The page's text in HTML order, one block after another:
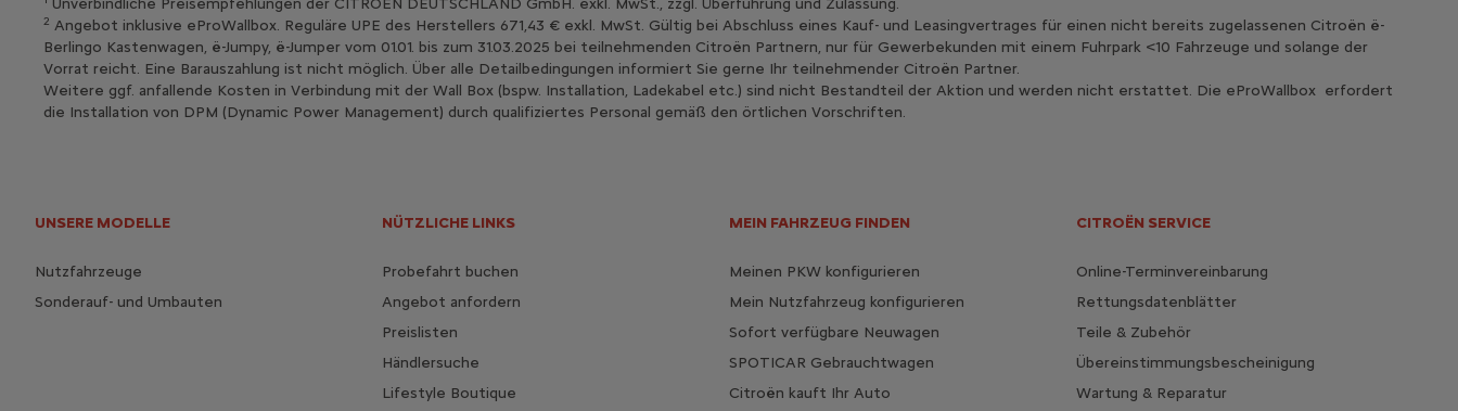
Unverbindliche Preisempfehlungen der CITROËN DEUTSCHLAND GmbH. exkl. MwSt., zzgl. Überführung und Zulassung.
2 Angebot inklusive eProWallbox. Reguläre UPE des Herstellers 671,43 € exkl. MwSt. Gültig bei Abschluss eines Kauf- und Leasingvertrages für einen nicht bereits zugelassenen Citroën ë-
Berlingo Kastenwagen, ë-Jumpy, ë-Jumper vom 01.01. bis zum 31.03.2025 bei teilnehmenden Citroën Partnern, nur für Gewerbekunden mit einem Fuhrpark <10 Fahrzeuge und solange der
Vorrat reicht. Eine Barauszahlung ist nicht möglich. Über alle Detailbedingungen informiert Sie gerne Ihr teilnehmender Citroën Partner.
Weitere ggf. anfallende Kosten in Verbindung mit der Wall Box (bspw. Installation, Ladekabel etc.) sind nicht Bestandteil der Aktion und werden nicht erstattet. Die eProWallbox erfordert
die Installation von DPM (Dynamic Power Management) durch qualifiziertes Personal gemäß den örtlichen Vorschriften.
UNSERE MODELLE
Nutzfahrzeuge
Sonderauf- und Umbauten
NÜTZLICHE LINKS
Probefahrt buchen
Angebot anfordern
Preislisten
Händlersuche
Lifestyle Boutique
MEIN FAHRZEUG FINDEN
Meinen PKW konfigurieren
Mein Nutzfahrzeug konfigurieren
Sofort verfügbare Neuwagen
SPOTICAR Gebrauchtwagen
Citroën kauft Ihr Auto
CITROËN SERVICE
Online-Terminvereinbarung
Rettungsdatenblätter
Teile & Zubehör
Übereinstimmungsbescheinigung
Wartung & Reparatur